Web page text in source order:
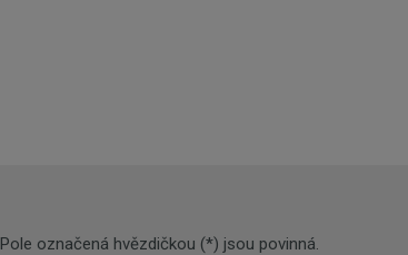
Pole označená hvězdičkou (*) jsou povinná.